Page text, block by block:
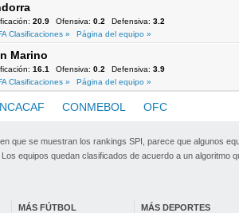
20.9 Ofensiva: 0.2 Defensiva: 3.2
Clasificaciones »
Página del equipo »
Marino
16.1 Ofensiva: 0.2 Defensiva: 3.9
Clasificaciones »
Página del equipo »
CONMEBOL OFC
que se muestran los rankings SPI, parece que algunos
equipos quedan clasificados de acuerdo a un algoritmo
MÁS FÚTBOL MÁS DEPORTES